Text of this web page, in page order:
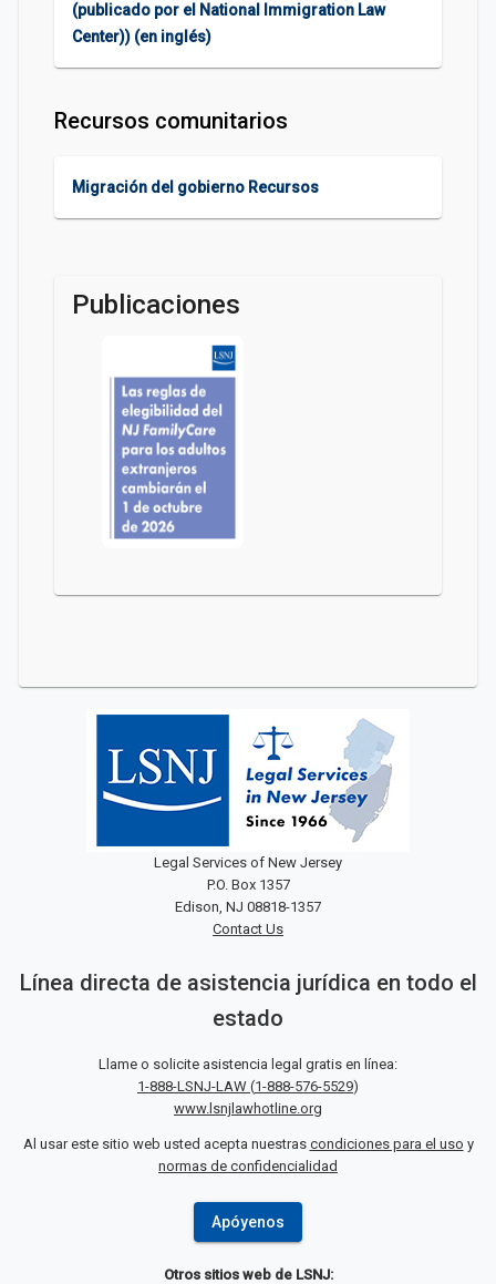
(publicado por el National Immigration Law
Center)) (en inglés)
Recursos comunitarios
Migración del gobierno Recursos
Publicaciones
Legal Services of New Jersey
P.O. Box 1357
Edison, NJ 08818-1357
Contact Us
Línea directa de asistencia jurídica en todo el
estado
Llame o solicite asistencia legal gratis en línea:
1-888-LSNJ-LAW (1-888-576-5529)
www.lsnjlawhotline.org
Al usar este sitio web usted acepta nuestras condiciones para el uso y
normas de confidencialidad
Apóyenos
Otros sitios web de LSNJ: